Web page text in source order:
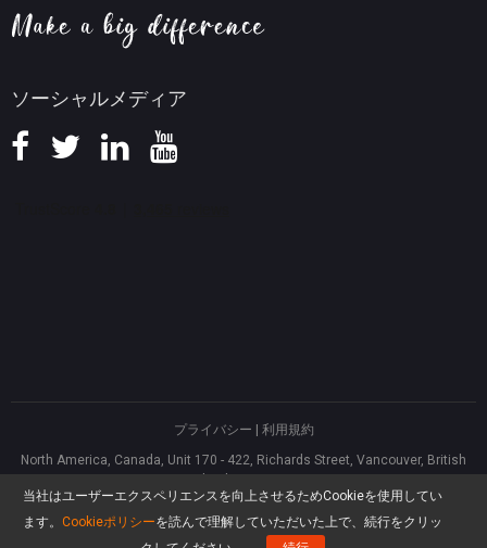
当社はユーザーエクスペリエンスを向上させるためCookieを使用してい
ます。 Cookieポリシーを読んで理解していただいた上で、続行をクリッ
ソーシャルメディア
知識ベース
プライバシー | 利用規約
North America, Canada, Unit 170 - 422, Richards Street, Vancouver, British
Columbia, V6B 2Z4
Asia, Hong Kong, Suite 820,8/F., Ocean Centre, Harbour City, 5 Canton Road,
Tsim Sha Tsui, Kowloon
2026 MiniTool Software Limited, All rights reserved.